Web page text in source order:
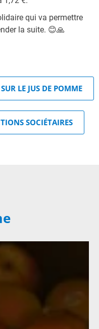
qui va permettre
la suite. 😊🙏
LE JUS DE POMME
SOCIÉTAIRES